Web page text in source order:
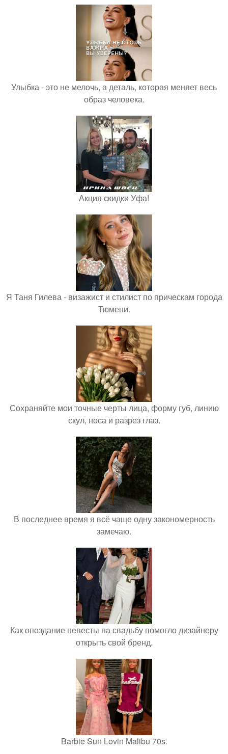
Улыбка - это не мелочь, а деталь, которая меняет весь
образ человека.
Акция скидки Уфа!
Я Таня Гилева - визажист и стилист по прическам города
Тюмени.
Сохраняйте мои точные черты лица, форму губ, линию
скул, носа и разрез глаз.
В последнее время я всё чаще одну закономерность
замечаю.
Как опоздание невесты на свадьбу помогло дизайнеру
открыть свой бренд.
Barbie Sun Lovin Malibu 70s.